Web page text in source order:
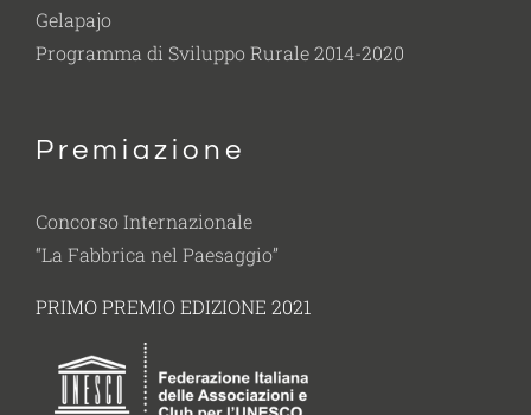
Gelapajo
Programma di Sviluppo Rurale 2014-2020
Premiazione
Concorso Internazionale
“La Fabbrica nel Paesaggio”
PRIMO PREMIO EDIZIONE 2021